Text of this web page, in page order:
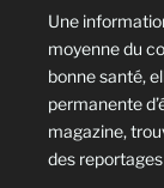
Une
moyenne du
bonne santé,
permanente
magazine,
des